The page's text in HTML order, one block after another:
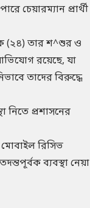
চেয়ারম্যান প্রার্থী
(২৪) তার শ^শুর ও
রয়েছে, যা
তাদের বিরুদ্ধে
নিতে প্রশাসনের
রিসিভ
ব্যবস্থা নেয়া